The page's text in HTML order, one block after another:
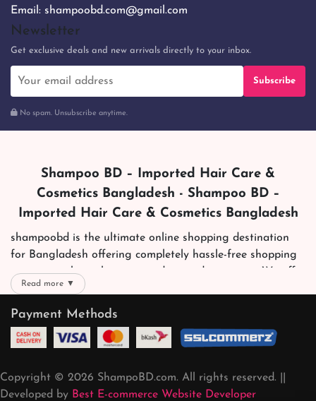
Email: shampoobd.com@gmail.com
Newsletter
Get exclusive deals and new arrivals directly to your inbox.
Subscribe
No spam. Unsubscribe anytime.
Shampoo BD – Imported Hair Care &
Cosmetics Bangladesh - Shampoo BD –
Imported Hair Care & Cosmetics Bangladesh
shampoobd is the ultimate online shopping destination
for Bangladesh offering completely hassle-free shopping
experience through secure and trusted gateways. We offer
you trendy and reliable shopping with all your preferred
brands and more. Now shopping is easier, quicker and
always joyous. We help you mark the exact choice here.
We offer our customers with memorable online shopping
team works round the clock to personally make sure the
Read more ▼
Payment Methods
Copyright © 2026 ShampoBD.com. All rights reserved. ||
Developed by Best E-commerce Website Developer